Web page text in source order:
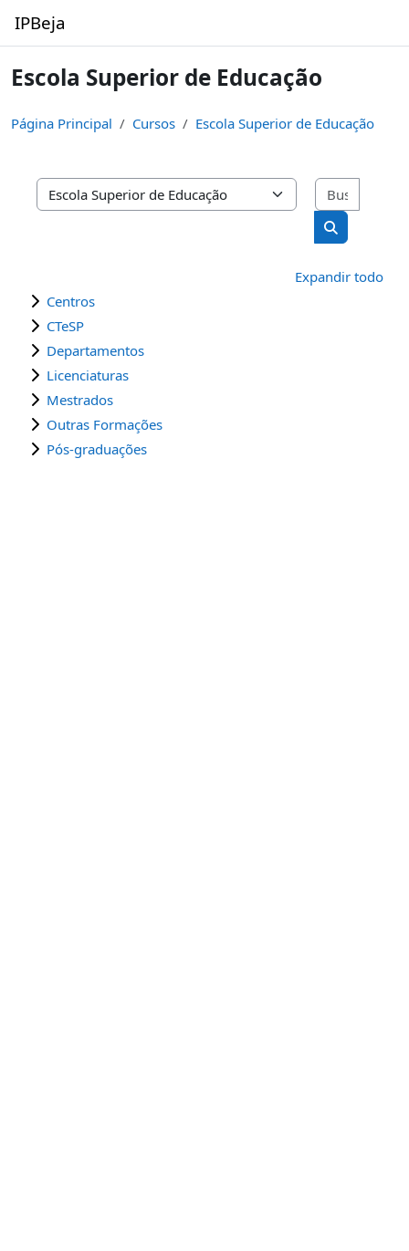
IPBeja
Escola Superior de Educação
Página Principal Cursos Escola Superior de Educação
Categorías
Buscar
Expandir todo
Centros
CTeSP
Departamentos
Licenciaturas
Mestrados
Outras Formações
Pós-graduações